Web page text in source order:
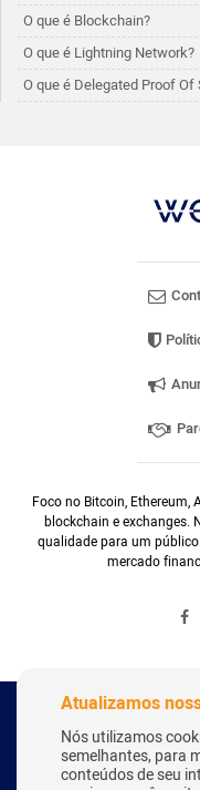
O que é Blockchain?
O que é Lightning Network?
O que é Delegated Proof Of
Foco no Bitcoin, Ethereum,
blockchain e exchanges.
qualidade para um
mercado
Copyright
Atualizamos
Nós utilizamos
semelhantes, para
conteúdos de seu